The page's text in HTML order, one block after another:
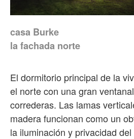
casa Burke
la fachada norte
El dormitorio principal de la
el norte con una gran
correderas. Las lamas
madera funcionan como un
la iluminación y privacidad